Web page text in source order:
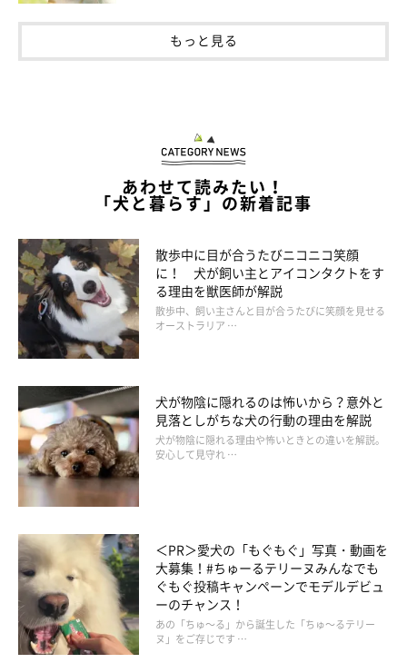
いぬのきもち投稿写真ギャラリー
れになりやすいですが、食事や徘徊の対策を見直すだけで、負担
を軽減できることもあるので工夫をしてみましょう。
昼夜逆転や夜鳴きによって、飼い主さんが長期間の睡眠不足とな
っている場合は、獣医師に相談の上、夜間に犬をぐっすり寝かせ
介護が必要となった犬のお世話は毎日続いていきます。普段から
病院と話しやすい関係を築いておき、悩んだり心配なことがある
場合は、かかりつけの獣医師や介護経験者に相談してみましょ
う。思いもよらない犬の介護のアイデアが見つかるかもしれませ
もっと見る
あわせて読みたい！
「犬と暮らす」の新着記事
散歩中に目が合うたびニコニコ笑顔
に！ 犬が飼い主とアイコンタクトをす
る理由を獣医師が解説
散歩中、飼い主さんと目が合うたびに笑顔を見せる
オーストラリア …
犬が物陰に隠れるのは怖いから？意外と
見落としがちな犬の行動の理由を解説
犬が物陰に隠れる理由や怖いときとの違いを解説。
安心して見守れ …
＜PR＞愛犬の「もぐもぐ」写真・動画を
大募集！#ちゅーるテリーヌみんなでも
ぐもぐ投稿キャンペーンでモデルデビュ
ーのチャンス！
あの「ちゅ～る」から誕生した「ちゅ～るテリー
ヌ」をご存じです …